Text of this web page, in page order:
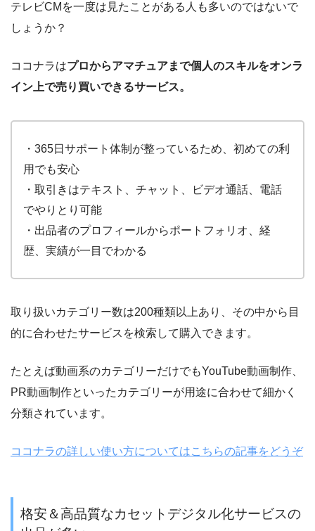
テレビCM を一度は見たことがある人も多いのではないで
しょうか？
ココナラはプロからアマチュアまで個人のスキルをオンラ
イン上で売り買いできるサービス。
・365日サポート体制が整っているため、初めての利
用でも安心
・取引きはテキスト、チャット、ビデオ通話、電話
でやりとり可能
・出品者のプロフィールからポートフォリオ、経
歴、実績が一目でわかる
取り扱いカテゴリー数は200種類以上あり、その中から目
的に合わせたサービスを検索して購入できます。
たとえば動画系のカテゴリーだけでもYouTube動画制作、
PR動画制作といったカテゴリーが用途に合わせて細かく
分類されています。
ココナラの詳しい使い方についてはこちらの記事をどうぞ
格安＆高品質なカセットデジタル化サービスの